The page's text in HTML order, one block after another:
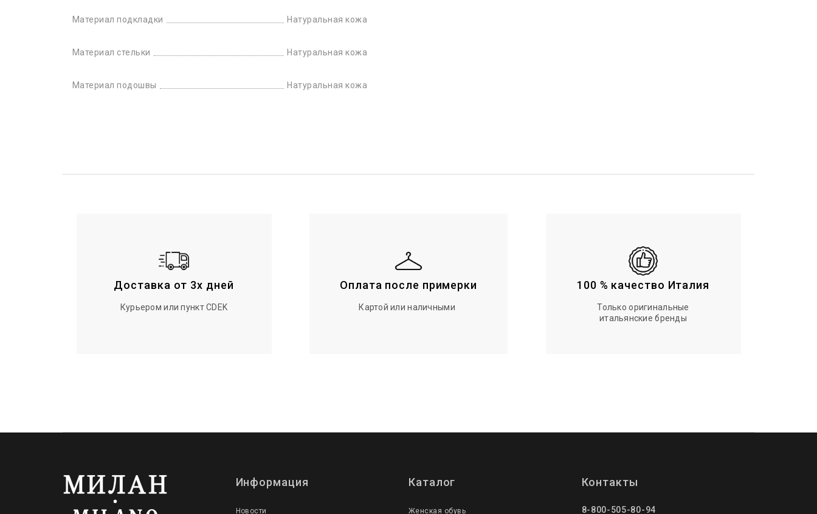
Материал подкладки Натуральная кожа
Материал стельки Натуральная кожа
Материал подошвы Натуральная кожа
Доставка от 3х дней
Курьером или пункт CDEK
Оплата после примерки
Картой или наличными
100 % качество Италия
Только оригинальные
итальянские бренды
Информация
Новости
Каталог
Женская обувь
Контакты
8-800-505-80-94